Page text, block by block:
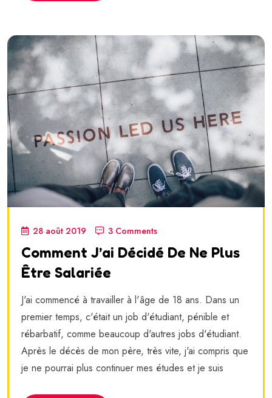
28 août 2019 3 Comments
Comment J’ai Décidé De Ne Plus
Être Salariée
J'ai commencé à travailler à l'âge de 18 ans. Dans un
premier temps, c'était un job d'étudiant, pénible et
rébarbatif, comme beaucoup d'autres jobs d'étudiant.
Après le décès de mon père, très vite, j'ai compris que
je ne pourrai plus continuer mes études et je suis